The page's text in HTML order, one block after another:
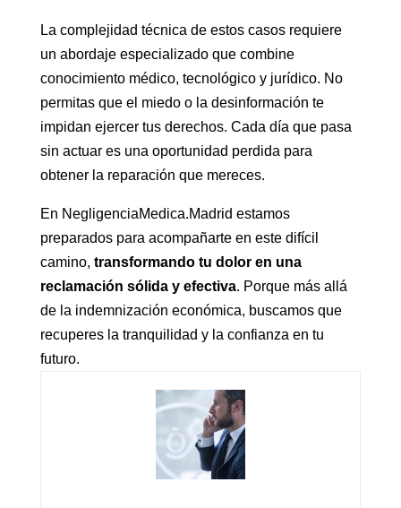
La complejidad técnica de estos casos requiere
un abordaje especializado que combine
conocimiento médico, tecnológico y jurídico. No
permitas que el miedo o la desinformación te
impidan ejercer tus derechos. Cada día que pasa
sin actuar es una oportunidad perdida para
obtener la reparación que mereces.
En NegligenciaMedica.Madrid estamos
preparados para acompañarte en este difícil
camino, transformando tu dolor en una
reclamación sólida y efectiva. Porque más allá
de la indemnización económica, buscamos que
recuperes la tranquilidad y la confianza en tu
futuro.